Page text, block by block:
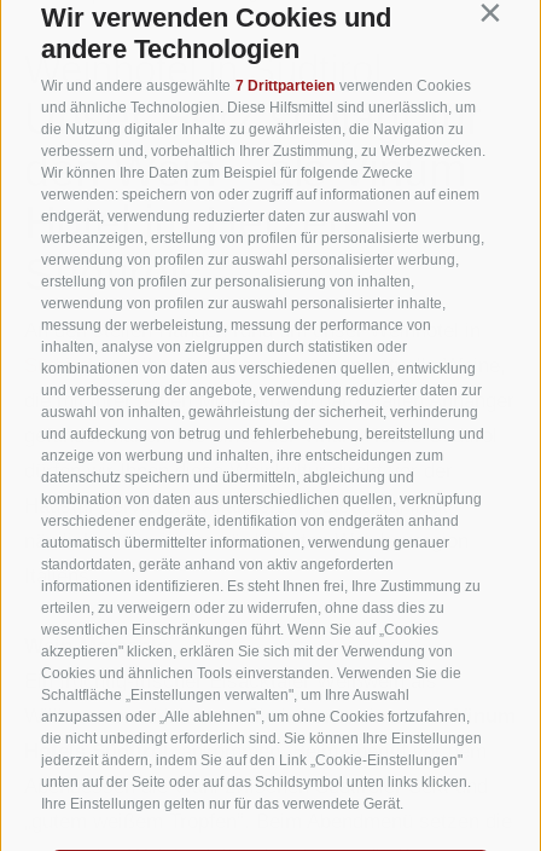
Wir verwenden Cookies und
andere Technologien
Wir und andere ausgewählte 7 Drittparteien verwenden Cookies
und ähnliche Technologien. Diese Hilfsmittel sind unerlässlich, um
die Nutzung digitaler Inhalte zu gewährleisten, die Navigation zu
verbessern und, vorbehaltlich Ihrer Zustimmung, zu Werbezwecken.
Wir können Ihre Daten zum Beispiel für folgende Zwecke
verwenden: speichern von oder zugriff auf informationen auf einem
endgerät, verwendung reduzierter daten zur auswahl von
werbeanzeigen, erstellung von profilen für personalisierte werbung,
verwendung von profilen zur auswahl personalisierter werbung,
erstellung von profilen zur personalisierung von inhalten,
verwendung von profilen zur auswahl personalisierter inhalte,
messung der werbeleistung, messung der performance von
inhalten, analyse von zielgruppen durch statistiken oder
kombinationen von daten aus verschiedenen quellen, entwicklung
und verbesserung der angebote, verwendung reduzierter daten zur
auswahl von inhalten, gewährleistung der sicherheit, verhinderung
und aufdeckung von betrug und fehlerbehebung, bereitstellung und
anzeige von werbung und inhalten, ihre entscheidungen zum
datenschutz speichern und übermitteln, abgleichung und
kombination von daten aus unterschiedlichen quellen, verknüpfung
verschiedener endgeräte, identifikation von endgeräten anhand
automatisch übermittelter informationen, verwendung genauer
standortdaten, geräte anhand von aktiv angeforderten
informationen identifizieren. Es steht Ihnen frei, Ihre Zustimmung zu
erteilen, zu verweigern oder zu widerrufen, ohne dass dies zu
wesentlichen Einschränkungen führt. Wenn Sie auf „Cookies
akzeptieren" klicken, erklären Sie sich mit der Verwendung von
Cookies und ähnlichen Tools einverstanden. Verwenden Sie die
Schaltfläche „Einstellungen verwalten", um Ihre Auswahl
anzupassen oder „Alle ablehnen", um ohne Cookies fortzufahren,
die nicht unbedingt erforderlich sind. Sie können Ihre Einstellungen
jederzeit ändern, indem Sie auf den Link „Cookie-Einstellungen"
unten auf der Seite oder auf das Schildsymbol unten links klicken.
Ihre Einstellungen gelten nur für das verwendete Gerät.
Weinhotel in Südtirol
Unser Herz schlägt für
den Wein – als Vinum
Hotel im Herzen
Südtirols
An den steilen Hängen rund um unser Weinhotel in
Südtirolgedeihen fruchtige, temperamentvolle Weine,
die mit ihrer feinen Mineralität in ganz Italien Anhänger
gefunden haben. Als eines der Vinum Hotels Südtirol
dürfen wir Ihnen diese Weinkultur direkt vor der
Haustür servieren. Villanders im Eisacktal liegt
nämlich mitten in der nördlichsten Weinbauregion
Italiens.
Wein-Momente
Ein fruchtig-frischer Eisacktaler Weißwein als
Willkommensdrink lässt Sie bei uns, einem derVinum
Hotels Südtirol, ankommen. Beim Aperitif vor dem
Abendessen die Wahl zwischen Südtiroler Sekt und